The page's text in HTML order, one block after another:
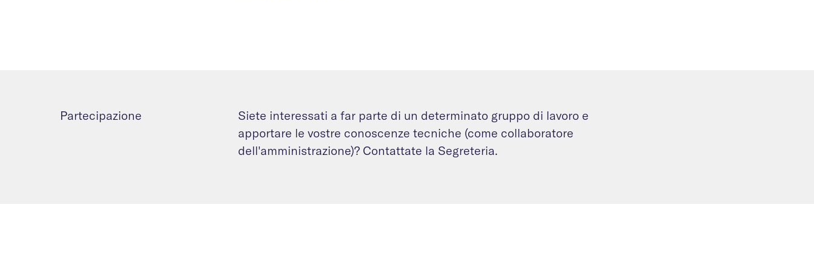
Partecipazione
Siete interessati a far parte di un determinato gruppo di lavoro e
apportare le vostre conoscenze tecniche (come collaboratore
dell'amministrazione)? Contattate la Segreteria.